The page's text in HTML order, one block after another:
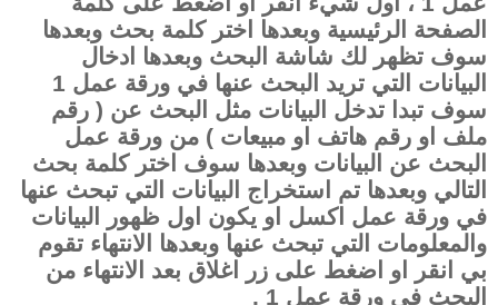
الصفحة الرئيسية وبعدها اختر كلمة بحث وبعدها
سوف تظهر لك شاشة البحث وبعدها ادخال
البيانات التي تريد البحث عنها في ورقة عمل 1
سوف تبدا تدخل البيانات مثل البحث عن ( رقم
ملف او رقم هاتف او مبيعات ) من ورقة عمل
البحث عن البيانات وبعدها سوف اختر كلمة بحث
التالي وبعدها تم استخراج البيانات التي تبحث عنها
في ورقة عمل اكسل او يكون اول ظهور البيانات
والمعلومات التي تبحث عنها وبعدها الانتهاء تقوم
بي انقر او اضغط على زر اغلاق بعد الانتهاء من
البحث في ورقة عمل 1 .